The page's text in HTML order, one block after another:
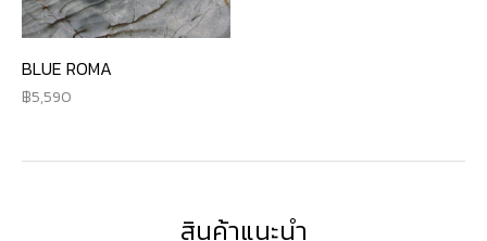
BLUE ROMA
5,590
สินค้าแนะนำ